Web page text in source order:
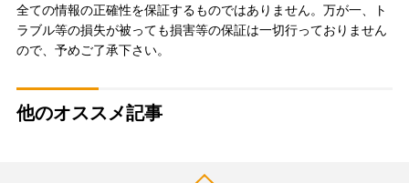
全ての情報の正確性を保証するものではありません。万が一、ト
ラブル等の損失が被っても損害等の保証は一切行っておりません
ので、予めご了承下さい。
他のオススメ記事